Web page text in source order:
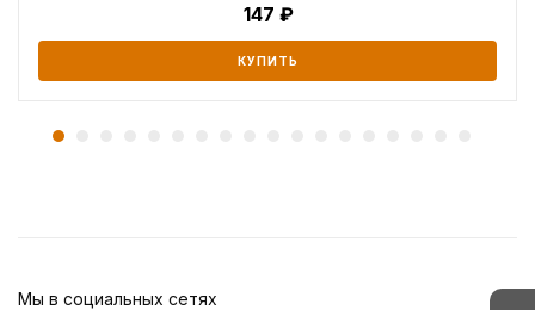
147
КУПИТЬ
Мы в социальных сетях